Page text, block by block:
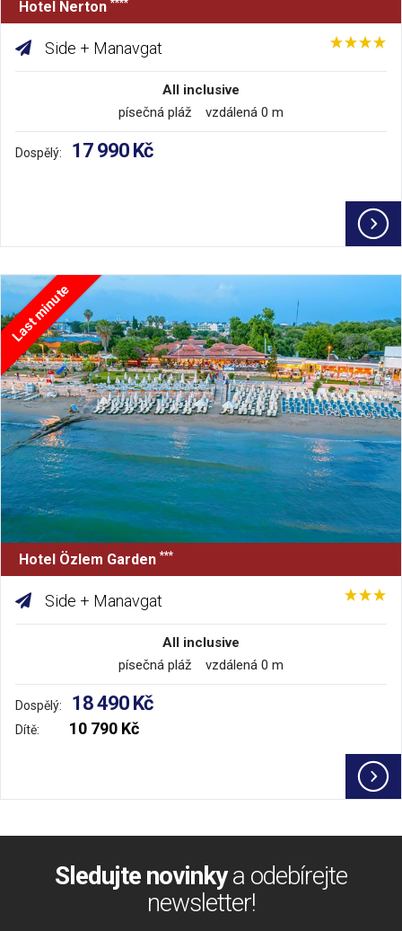
Hotel Nerton ****
Side + Manavgat
All inclusive
písečná pláž vzdálená 0 m
Dospělý: 17 990 Kč
Last minute
Hotel Özlem Garden ***
Side + Manavgat
All inclusive
písečná pláž vzdálená 0 m
Dospělý: 18 490 Kč
Dítě: 10 790 Kč
Sledujte novinkya odebírejte
newsletter!